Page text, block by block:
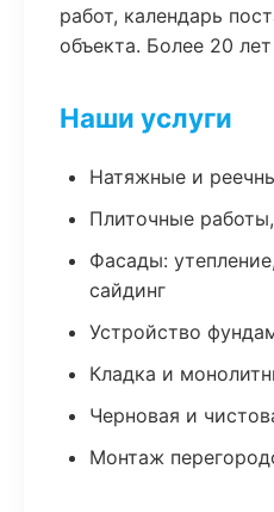
работ, календарь
объекта. Более 20
Наши услуги
Натяжные и
Плиточные
Фасады:
сайдинг
Устройство
Кладка и
Черновая и
Монтаж